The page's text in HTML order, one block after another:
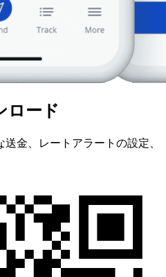
ロード
金、レートアラートの設定、